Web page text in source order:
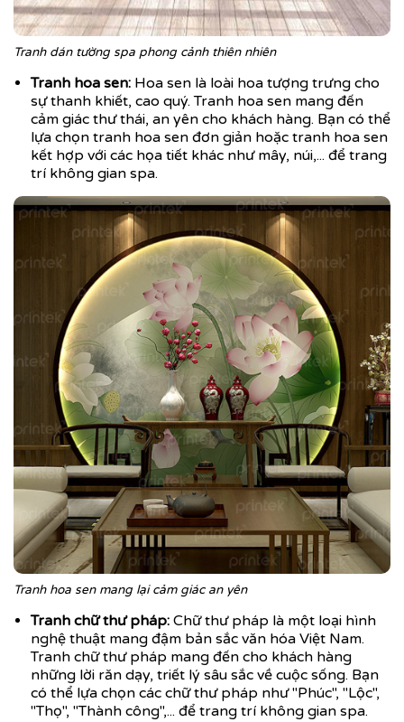
Tranh dán tường spa phong cảnh thiên nhiên
Tranh hoa sen: Hoa sen là loài hoa tượng trưng cho
sự thanh khiết, cao quý. Tranh hoa sen mang đến
cảm giác thư thái, an yên cho khách hàng. Bạn có thể
lựa chọn tranh hoa sen đơn giản hoặc tranh hoa sen
kết hợp với các họa tiết khác như mây, núi,... để trang
trí không gian spa.
Tranh hoa sen mang lại cảm giác an yên
Tranh chữ thư pháp: Chữ thư pháp là một loại hình
nghệ thuật mang đậm bản sắc văn hóa Việt Nam.
Tranh chữ thư pháp mang đến cho khách hàng
những lời răn dạy, triết lý sâu sắc về cuộc sống. Bạn
có thể lựa chọn các chữ thư pháp như "Phúc", "Lộc",
"Thọ", "Thành công",... để trang trí không gian spa.